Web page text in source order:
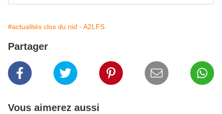
#actualités clos du nid - A2LFS
Partager
Vous aimerez aussi